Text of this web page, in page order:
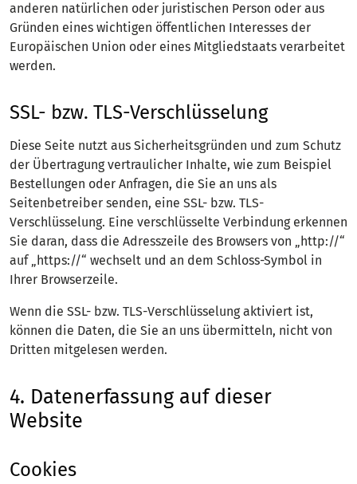
anderen natürlichen oder juristischen Person oder aus
Gründen eines wichtigen öffentlichen Interesses der
Europäischen Union oder eines Mitgliedstaats verarbeitet
werden.
SSL- bzw. TLS-Verschlüsselung
Diese Seite nutzt aus Sicherheitsgründen und zum Schutz
der Übertragung vertraulicher Inhalte, wie zum Beispiel
Bestellungen oder Anfragen, die Sie an uns als
Seitenbetreiber senden, eine SSL- bzw. TLS-
Verschlüsselung. Eine verschlüsselte Verbindung erkennen
Sie daran, dass die Adresszeile des Browsers von „http://“
auf „https://“ wechselt und an dem Schloss-Symbol in
Ihrer Browserzeile.
Wenn die SSL- bzw. TLS-Verschlüsselung aktiviert ist,
können die Daten, die Sie an uns übermitteln, nicht von
Dritten mitgelesen werden.
4. Datenerfassung auf dieser
Website
Cookies